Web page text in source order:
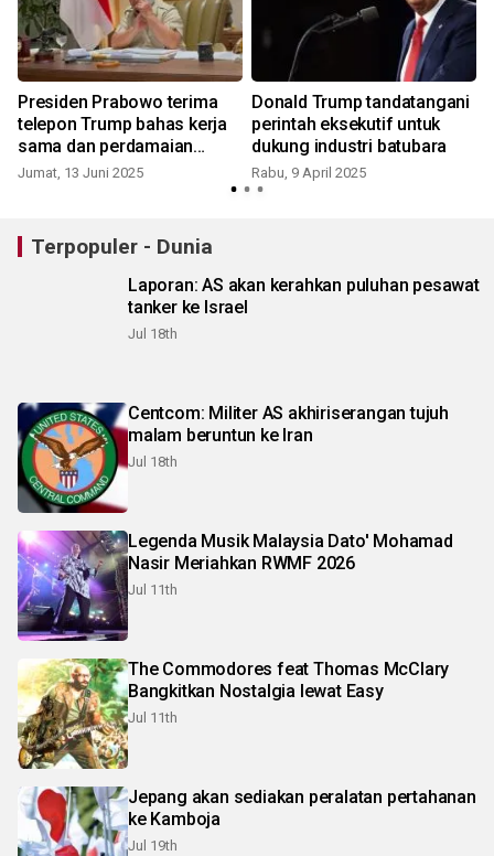
Presiden Prabowo terima
telepon Trump bahas kerja
sama dan perdamaian
global
Jumat, 13 Juni 2025
Donald Trump tandatangani
perintah eksekutif untuk
dukung industri batubara
Rabu, 9 April 2025
Terpopuler - Dunia
Laporan: AS akan kerahkan puluhan pesawat
tanker ke Israel
Jul 18th
Centcom: Militer AS akhiriserangan tujuh
malam beruntun ke Iran
Jul 18th
Legenda Musik Malaysia Dato' Mohamad
Nasir Meriahkan RWMF 2026
Jul 11th
The Commodores feat Thomas McClary
Bangkitkan Nostalgia lewat Easy
Jul 11th
Jepang akan sediakan peralatan pertahanan
ke Kamboja
Jul 19th